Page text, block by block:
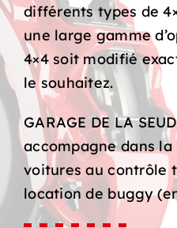
différents types de
une large gamme
4×4 soit modifié
le souhaitez.
GARAGE DE LA
accompagne dans
voitures au contrôle
location de buggy